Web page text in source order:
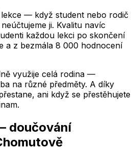
— když student nebo rodič
ji. Kvalitu navíc
každou lekci po skončení
a z bezmála 8 000 hodnocení
využije celá rodina —
na různé předměty. A díky
ani když se přestěhujete
doučování